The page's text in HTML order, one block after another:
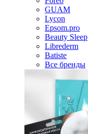
GUAM
Lycon
Epsom.pro
Beauty Sleep
Librederm
Batiste
Все бренды